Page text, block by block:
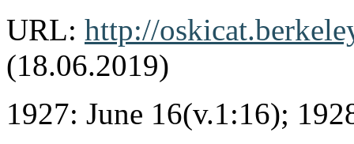
URL: http://
(18.06.2019)
1927: June 16(v.1:16);